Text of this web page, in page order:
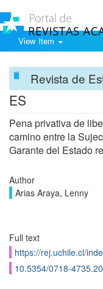
View Item
Revista de
ES
Pena privativa de
camino entre la
Garante del Estado
Author
Arias Araya, Lenny
Full text
https://rej.uchile.cl/
10.5354/0718-